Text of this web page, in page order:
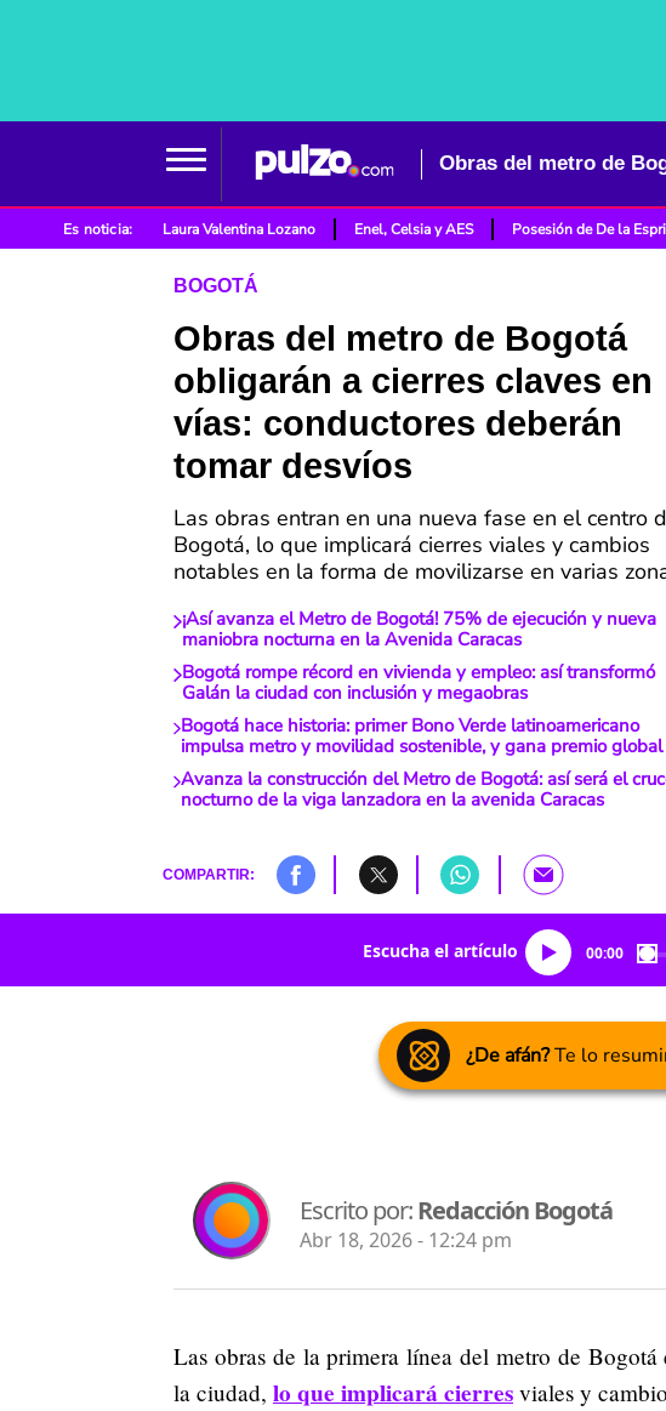
Es noticia: Laura Valentina Lozano Enel, Celsia y AES Posesión de De la
BOGOTÁ
Obras del metro de Bogotá
obligarán a cierres claves en
vías: conductores deberán
tomar desvíos
Las obras entran en una nueva fase en el centro
Bogotá, lo que implicará cierres viales y cambios
notables en la forma de movilizarse en varias
¡Así avanza el Metro de Bogotá! 75% de ejecución y nueva
maniobra nocturna en la Avenida Caracas
Bogotá rompe récord en vivienda y empleo: así transformó
Galán la ciudad con inclusión y megaobras
Bogotá hace historia: primer Bono Verde latinoamericano
impulsa metro y movilidad sostenible, y gana premio global
Avanza la construcción del Metro de Bogotá: así será el
nocturno de la viga lanzadora en la avenida Caracas
COMPARTIR:
Escucha el artículo 00:00
¿De afán?Te lo
Escrito por:Redacción Bogotá
Abr 18, 2026 - 12:24 pm
Las obras de la primera línea del metro de
la ciudad, lo que implicará cierres viales y